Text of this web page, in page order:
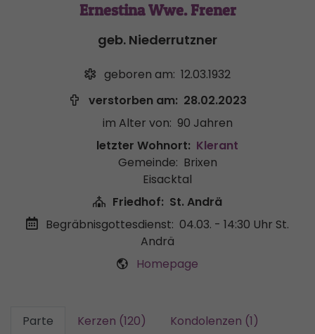
Ernestina Wwe. Frener
geb. Niederrutzner
geboren am: 12.03.1932
verstorben am: 28.02.2023
im Alter von: 90 Jahren
letzter Wohnort: Klerant
Gemeinde: Brixen
Eisacktal
Friedhof: St. Andrä
Begräbnisgottesdienst: 04.03. - 14:30 Uhr St.
Andrä
Homepage
Parte Kerzen (120) Kondolenzen (1)